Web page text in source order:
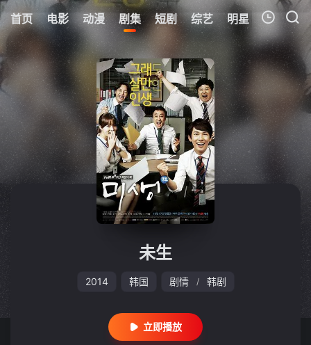
首页 电影 动漫 剧集 短剧 综艺 明星 周表
我的观影记录
暂无观看影片的记录
未生
2014 韩国 剧情 / 韩剧
立即播放